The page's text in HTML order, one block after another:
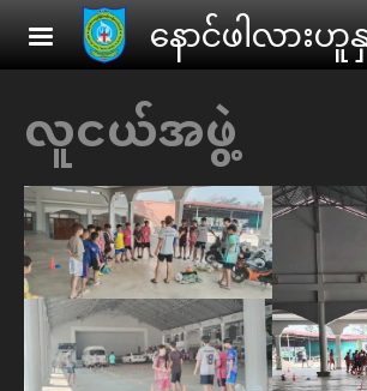
Skip to main contentေနာင်ဖါလား
လူငယ်အဖွဲ့